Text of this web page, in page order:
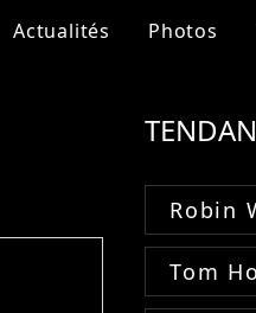
Actualités Photos
Robin
Tom